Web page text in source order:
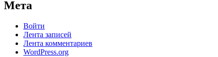
Мета
Войти
Лента записей
Лента комментариев
WordPress.org